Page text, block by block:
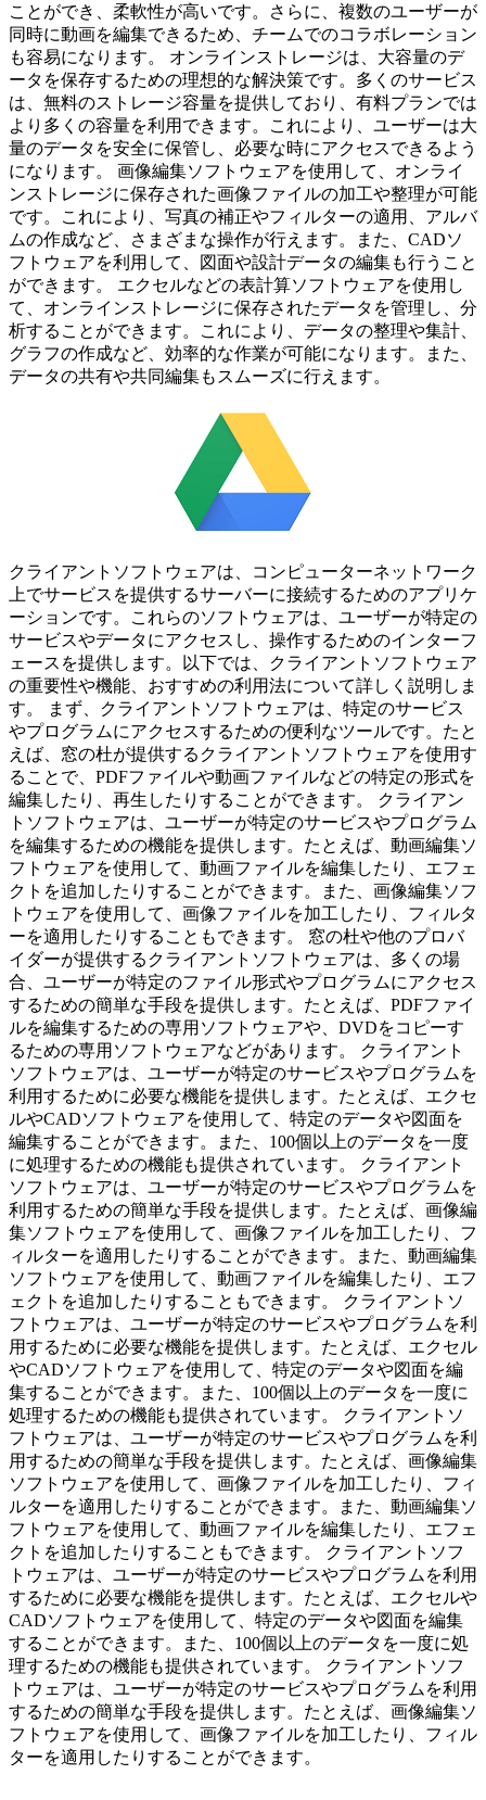
ことができ、柔軟性が高いです。さらに、複数のユーザーが
同時に動画を編集できるため、チームでのコラボレーション
も容易になります。 オンラインストレージは、大容量のデ
ータを保存するための理想的な解決策です。多くのサービス
は、無料のストレージ容量を提供しており、有料プランでは
より多くの容量を利用できます。これにより、ユーザーは大
量のデータを安全に保管し、必要な時にアクセスできるよう
になります。 画像編集ソフトウェアを使用して、オンライ
ンストレージに保存された画像ファイルの加工や整理が可能
です。これにより、写真の補正やフィルターの適用、アルバ
ムの作成など、さまざまな操作が行えます。また、CADソ
フトウェアを利用して、図面や設計データの編集も行うこと
ができます。 エクセルなどの表計算ソフトウェアを使用し
て、オンラインストレージに保存されたデータを管理し、分
析することができます。これにより、データの整理や集計、
グラフの作成など、効率的な作業が可能になります。また、
データの共有や共同編集もスムーズに行えます。
クライアントソフトウェアは、コンピューターネットワーク
上でサービスを提供するサーバーに接続するためのアプリケ
ーションです。これらのソフトウェアは、ユーザーが特定の
サービスやデータにアクセスし、操作するためのインターフ
ェースを提供します。以下では、クライアントソフトウェア
の重要性や機能、おすすめの利用法について詳しく説明しま
す。 まず、クライアントソフトウェアは、特定のサービス
やプログラムにアクセスするための便利なツールです。たと
えば、窓の杜が提供するクライアントソフトウェアを使用す
ることで、PDFファイルや動画ファイルなどの特定の形式を
編集したり、再生したりすることができます。 クライアン
トソフトウェアは、ユーザーが特定のサービスやプログラム
を編集するための機能を提供します。たとえば、動画編集ソ
フトウェアを使用して、動画ファイルを編集したり、エフェ
クトを追加したりすることができます。また、画像編集ソフ
トウェアを使用して、画像ファイルを加工したり、フィルタ
ーを適用したりすることもできます。 窓の杜や他のプロバ
イダーが提供するクライアントソフトウェアは、多くの場
合、ユーザーが特定のファイル形式やプログラムにアクセス
するための簡単な手段を提供します。たとえば、PDFファイ
ルを編集するための専用ソフトウェアや、DVDをコピーす
るための専用ソフトウェアなどがあります。 クライアント
ソフトウェアは、ユーザーが特定のサービスやプログラムを
利用するために必要な機能を提供します。たとえば、エクセ
ルやCADソフトウェアを使用して、特定のデータや図面を
編集することができます。また、100個以上のデータを一度
に処理するための機能も提供されています。 クライアント
ソフトウェアは、ユーザーが特定のサービスやプログラムを
利用するための簡単な手段を提供します。たとえば、画像編
集ソフトウェアを使用して、画像ファイルを加工したり、フ
ィルターを適用したりすることができます。また、動画編集
ソフトウェアを使用して、動画ファイルを編集したり、エフ
ェクトを追加したりすることもできます。 クライアントソ
フトウェアは、ユーザーが特定のサービスやプログラムを利
用するために必要な機能を提供します。たとえば、エクセル
やCADソフトウェアを使用して、特定のデータや図面を編
集することができます。また、100個以上のデータを一度に
処理するための機能も提供されています。 クライアントソ
フトウェアは、ユーザーが特定のサービスやプログラムを利
用するための簡単な手段を提供します。たとえば、画像編集
ソフトウェアを使用して、画像ファイルを加工したり、フィ
ルターを適用したりすることができます。また、動画編集ソ
フトウェアを使用して、動画ファイルを編集したり、エフェ
クトを追加したりすることもできます。 クライアントソフ
トウェアは、ユーザーが特定のサービスやプログラムを利用
するために必要な機能を提供します。たとえば、エクセルや
CADソフトウェアを使用して、特定のデータや図面を編集
することができます。また、100個以上のデータを一度に処
理するための機能も提供されています。 クライアントソフ
トウェアは、ユーザーが特定のサービスやプログラムを利用
するための簡単な手段を提供します。たとえば、画像編集ソ
フトウェアを使用して、画像ファイルを加工したり、フィル
ターを適用したりすることができます。